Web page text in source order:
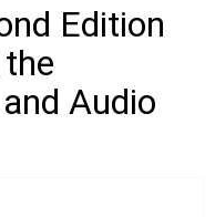
Edition
Audio